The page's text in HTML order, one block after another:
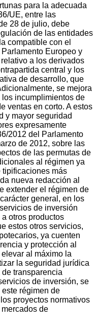
para la adecuada
UE, entre las
28 de julio, debe
de las entidades
compatible con el
Europeo y
a los derivados
central y los
de desarrollo, que
se mejora
incumplimientos de
ventas en corto. A estos
y mayor seguridad
expresamente
2012 del Parlamento
de 2012, sobre las
de las permutas de
al régimen ya
tipificaciones más
nueva redacción al
extender el régimen de
general, en los
de inversión
otros productos
estos otros servicios,
ya cuenten
y protección al
al máximo la
la seguridad jurídica
transparencia
de inversión, se
régimen de
proyectos normativos
de